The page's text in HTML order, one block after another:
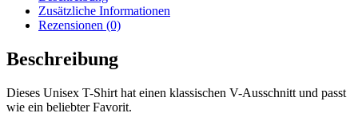
Ausschnitt
Menge
Zusätzliche Informationen
Rezensionen (0)
Beschreibung
Dieses Unisex T-Shirt hat einen klassischen V-Ausschnitt und passt
wie ein beliebter Favorit.